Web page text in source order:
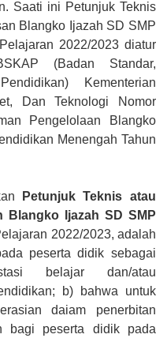
Saati ini Petunjuk Teknis
Blangko Ijazah SD SMP
2022/2023 diatur
(Badan Standar,
Kementerian
Dan Teknologi Nomor
Pengelolaan Blangko
Menengah Tahun
Petunjuk Teknis atau
Blangko Ijazah SD SMP
2022/2023, adalah
peserta didik sebagai
belajar dan/atau
b) bahwa untuk
daiam penerbitan
bagi peserta didik pada